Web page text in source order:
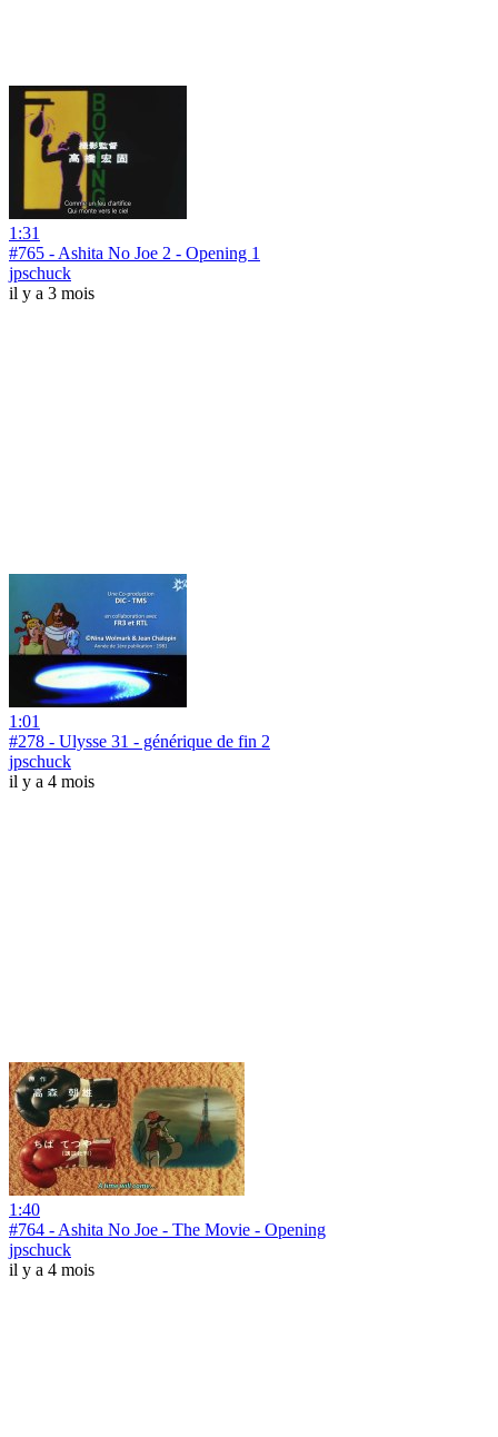
1:31
#765 - Ashita No Joe 2 - Opening 1
jpschuck
il y a 3 mois
1:01
#278 - Ulysse 31 - générique de fin 2
jpschuck
il y a 4 mois
1:40
#764 - Ashita No Joe - The Movie - Opening
jpschuck
il y a 4 mois